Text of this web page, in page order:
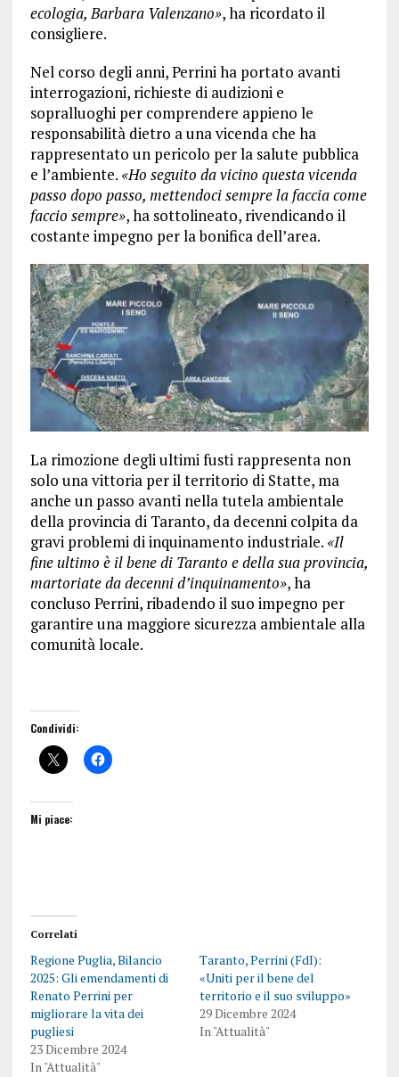
ecologia, Barbara Valenzano», ha ricordato il
consigliere.
Nel corso degli anni, Perrini ha portato avanti
interrogazioni, richieste di audizioni e
sopralluoghi per comprendere appieno le
responsabilità dietro a una vicenda che ha
rappresentato un pericolo per la salute pubblica
e l’ambiente. «Ho seguito da vicino questa vicenda
passo dopo passo, mettendoci sempre la faccia come
faccio sempre», ha sottolineato, rivendicando il
costante impegno per la bonifica dell’area.
La rimozione degli ultimi fusti rappresenta non
solo una vittoria per il territorio di Statte, ma
anche un passo avanti nella tutela ambientale
della provincia di Taranto, da decenni colpita da
gravi problemi di inquinamento industriale. «Il
fine ultimo è il bene di Taranto e della sua provincia,
martoriate da decenni d’inquinamento», ha
concluso Perrini, ribadendo il suo impegno per
garantire una maggiore sicurezza ambientale alla
comunità locale.
Condividi:
Mi piace:
Correlati
Regione Puglia, Bilancio
2025: Gli emendamenti di
Renato Perrini per
migliorare la vita dei
pugliesi
23 Dicembre 2024
In "Attualità"
Taranto, Perrini (FdI):
«Uniti per il bene del
territorio e il suo sviluppo»
29 Dicembre 2024
In "Attualità"